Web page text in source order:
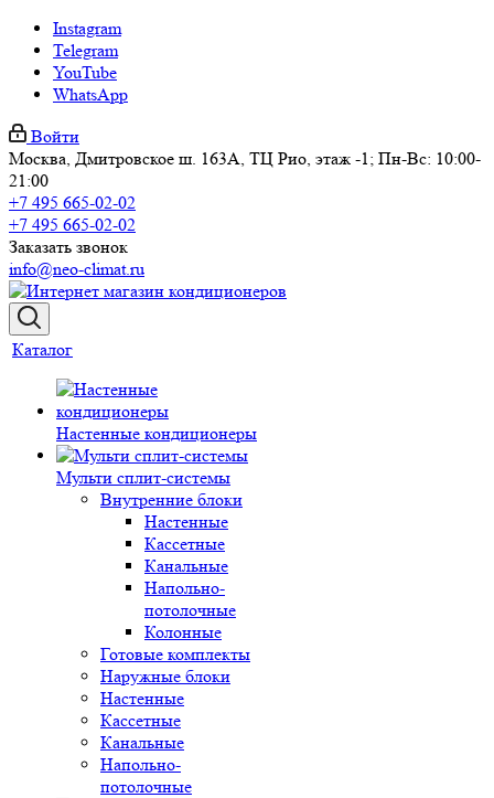
Instagram
Telegram
YouTube
WhatsApp
Войти
Москва, Дмитровское ш. 163А, ТЦ Рио, этаж -1; Пн-Вс: 10:00-
21:00
+7 495 665-02-02
+7 495 665-02-02
Заказать звонок
info@neo-climat.ru
Каталог
Настенные кондиционеры
Мульти сплит-системы
Внутренние блоки
Настенные
Кассетные
Канальные
Напольно-
потолочные
Колонные
Готовые комплекты
Наружные блоки
Настенные
Кассетные
Канальные
Напольно-
потолочные